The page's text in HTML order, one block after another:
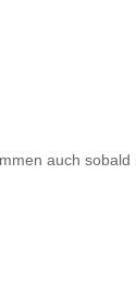
auch sobald